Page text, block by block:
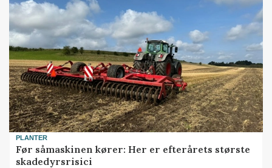
PLANTER
Før såmaskinen kører: Her er efterårets største
skadedyrsrisici